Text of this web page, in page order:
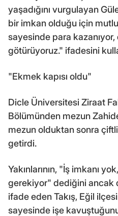
yaşadığını vurgulayan
bir imkan olduğu için
sayesinde para
götürüyoruz." ifadesini
"Ekmek kapısı oldu"
Dicle Üniversitesi Ziraat
Bölümünden mezun
mezun olduktan sonra
getirdi.
Yakınlarının, "İş imkanı
gerekiyor" dediğini ancak
ifade eden Takış, Eğil
sayesinde işe